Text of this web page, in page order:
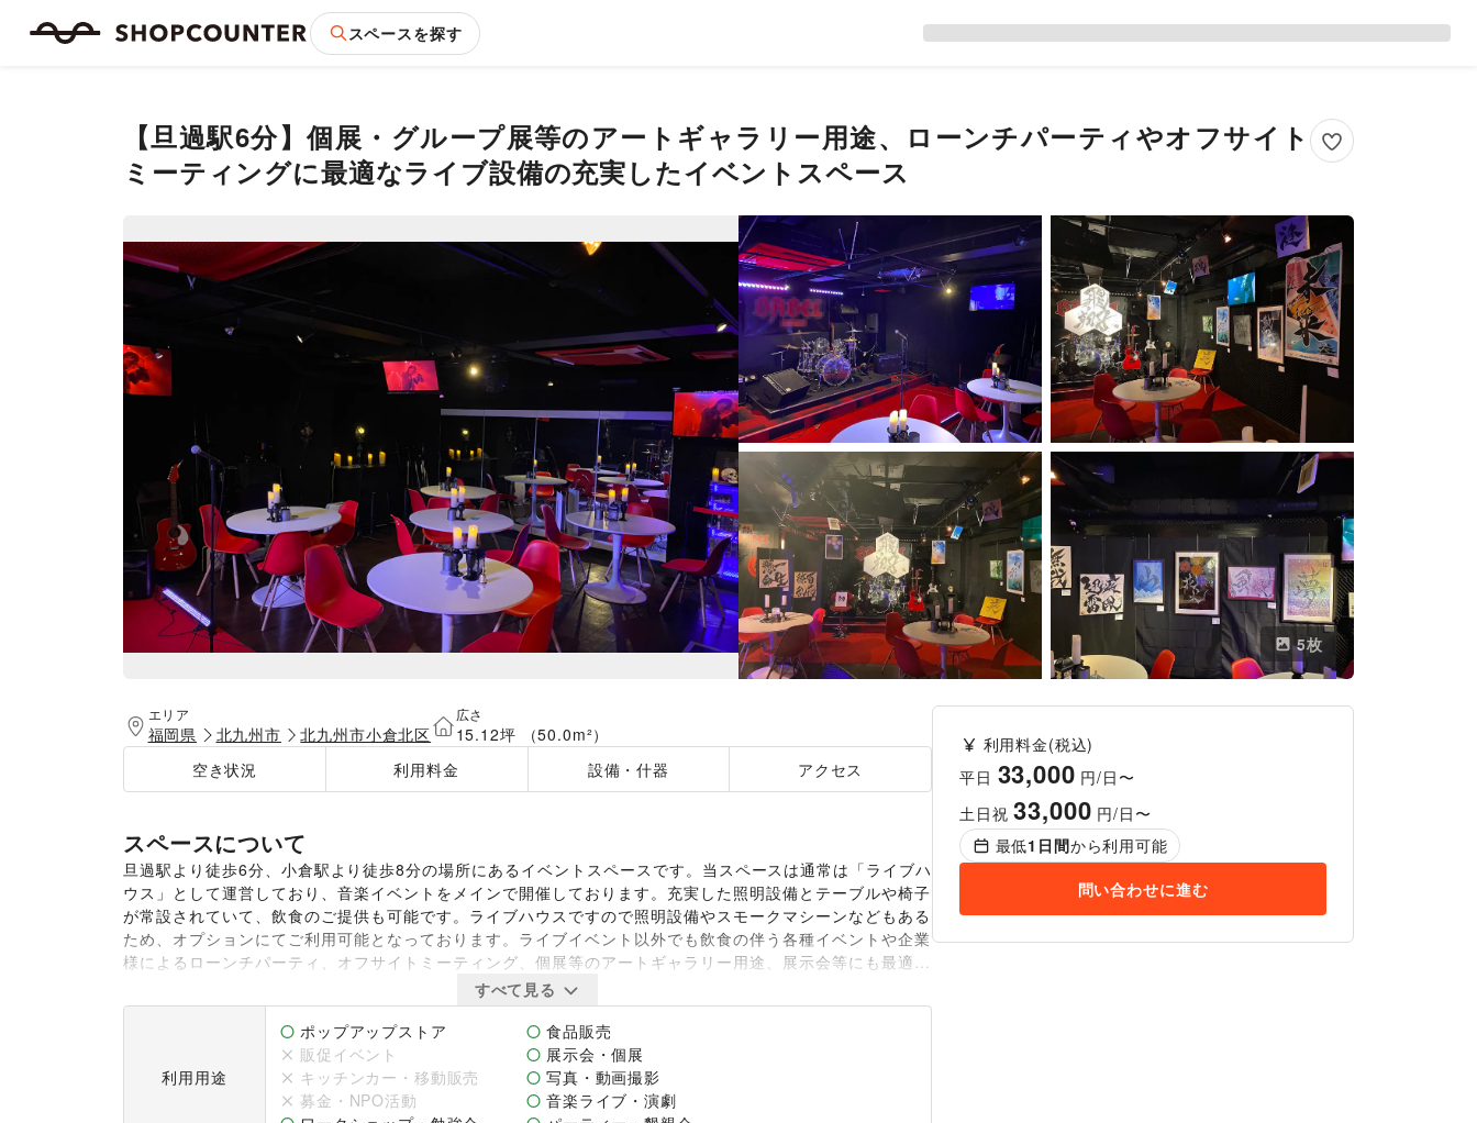
スペースを探す
【旦過駅6分】個展・グループ展等のアートギャラリー用途、ローンチパーティやオフサイト
ミーティングに最適なライブ設備の充実したイベントスペース
5枚
エリア
福岡県 北九州市 北九州市小倉北区
広さ
15.12坪 （50.0m²）
空き状況
利用料金 設備・什器 アクセス
スペースについて
旦過駅より徒歩6分、小倉駅より徒歩8分の場所にあるイベントスペースです。当スペースは通常は「ライブハ
ウス」として運営しており、音楽イベントをメインで開催しております。充実した照明設備とテーブルや椅子
が常設されていて、飲食のご提供も可能です。ライブハウスですので照明設備やスモークマシーンなどもある
ため、オプションにてご利用可能となっております。ライブイベント以外でも飲食の伴う各種イベントや企業
様によるローンチパーティ、オフサイトミーティング、個展等のアートギャラリー用途、展示会等にも最適で
す。イベントの内容につき、利用料金は変動いたしますので、まずはお気軽にお問い合わせ下さい。
すべて見る
利用用途
ポップアップストア
食品販売
販促イベント
展示会・個展
キッチンカー・移動販売
写真・動画撮影
募金・NPO活動
音楽ライブ・演劇
利用料金(税込)
平日 33,000 円/日〜
土日祝33,000 円/日〜
最低1 日間から利用可能
問い合わせに進む